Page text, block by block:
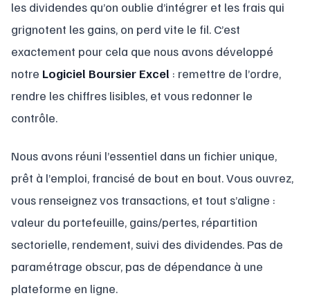
les dividendes qu’on oublie d’intégrer et les frais qui
grignotent les gains, on perd vite le fil. C’est
exactement pour cela que nous avons développé
notre Logiciel Boursier Excel : remettre de l’ordre,
rendre les chiffres lisibles, et vous redonner le
contrôle.
Nous avons réuni l’essentiel dans un fichier unique,
prêt à l’emploi, francisé de bout en bout. Vous ouvrez,
vous renseignez vos transactions, et tout s’aligne :
valeur du portefeuille, gains/pertes, répartition
sectorielle, rendement, suivi des dividendes. Pas de
paramétrage obscur, pas de dépendance à une
plateforme en ligne.